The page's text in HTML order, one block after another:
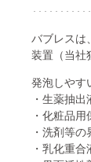
バブレスは
装置（当社
発泡しやす
・生薬抽出
・化粧品用
・洗剤等の
・乳化重合